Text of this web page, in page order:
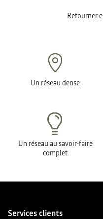
Retourner
Un réseau dense
Un réseau au savoir-faire
complet
Services clients